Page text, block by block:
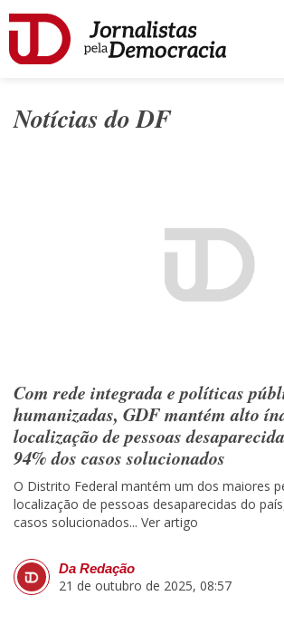
Notícias do DF
Com rede integrada e políticas
humanizadas, GDF mantém alto
localização de pessoas
94% dos casos solucionados
O Distrito Federal mantém um dos maiores
localização de pessoas desaparecidas do
casos solucionados... Ver artigo
Da Redação
21 de outubro de 2025, 08:57